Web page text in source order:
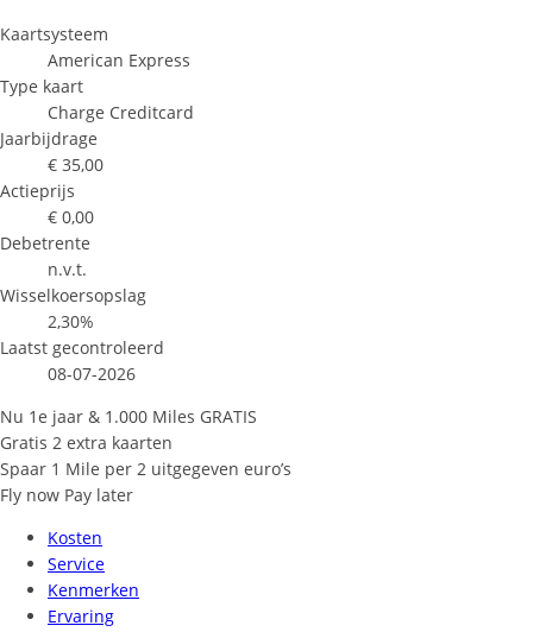
Kaartsysteem
American Express
Type kaart
Charge Creditcard
Jaarbijdrage
€ 35,00
Actieprijs
€ 0,00
Debetrente
n.v.t.
Wisselkoersopslag
2,30%
Laatst gecontroleerd
08-07-2026
Nu 1e jaar & 1.000 Miles GRATIS
Gratis 2 extra kaarten
Spaar 1 Mile per 2 uitgegeven euro’s
Fly now Pay later
Kosten
Service
Kenmerken
Ervaring